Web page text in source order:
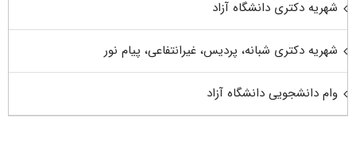
شهریه دکتری دانشگاه آزاد
شهریه دکتری شبانه، پردیس، غیرانتفاعی، پیام نور
وام دانشجویی دانشگاه آزاد